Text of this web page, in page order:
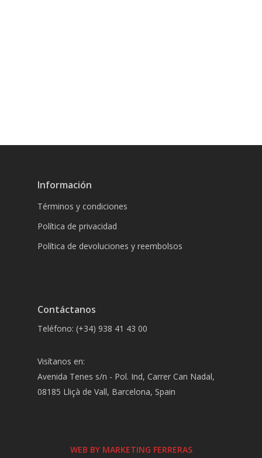
Información
Términos y condiciones
Política de privacidad
Política de devoluciones y reembolsos
Contáctanos
Teléfono: (+34) 938 41 43 00
Visítanos en:
Avenida Tenes s/n - Pol. Ind, Carrer Can Nadal,
08185 Lliçà de Vall, Barcelona, Spain
WEB BY MARKETING FERRERAS